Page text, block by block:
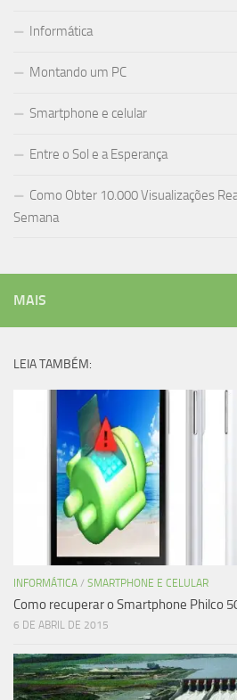
Informática
Montando um PC
Smartphone e celular
Entre o Sol e a Esperança
Como Obter 10.000 Visualizações
Semana
MAIS
LEIA TAMBÉM:
INFORMÁTICA / SMARTPHONE E CELULAR
Como recuperar o Smartphone Philco
6 DE ABRIL DE 2015